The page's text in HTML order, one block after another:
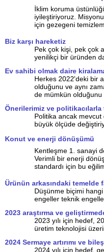
İklim koruma
iyileştiriyoruz.
için gezegeni
Biz karşı hareketiz
Pek çok kişi, pek çok
yenilikçi bir üründen
Ev sahibi olmak daire
Herkes 2022'deki bir
olduğunu ve aynı
de mümkün olduğunu
Önerilerimiz ve politikacılarla
Politika ancak
büyük ölçüde
Konut ve enerji dönüşümü
Kentleşme 1. sanayi
Verimli bir enerji
standardı için bu
Ürünün arkasındaki temelde
Düşünme biçimi
engeller teknik
2023 araştırma ve
2023 yılı için hedef,
üretim teknolojisi
2024 Sermaye artırımı ve
2024 yılı için hedef,